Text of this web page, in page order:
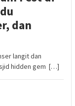
dan
langit dan
hidden gem […]